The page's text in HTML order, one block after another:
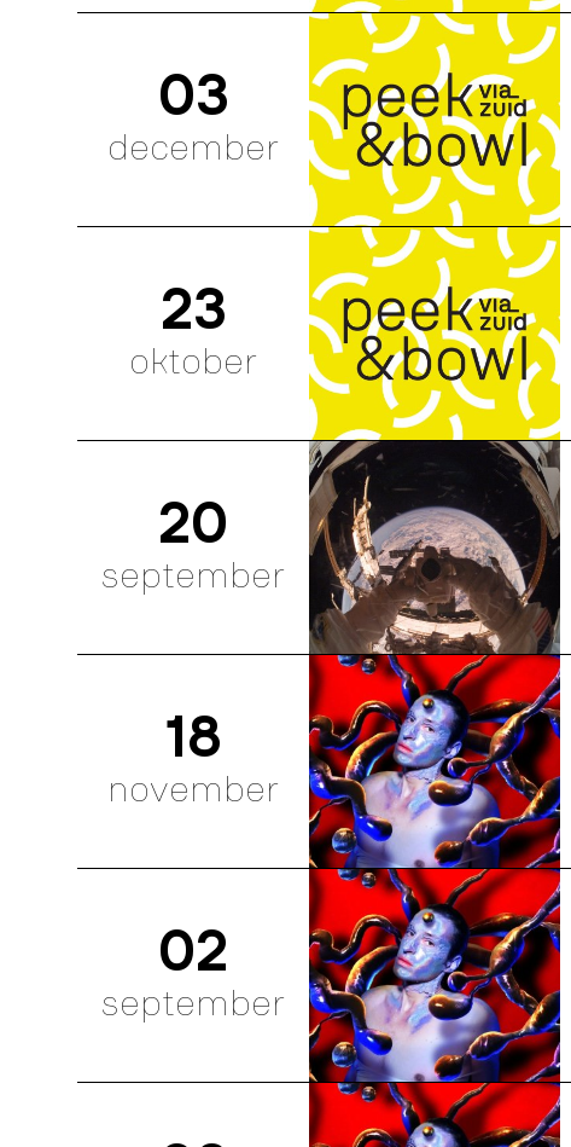
03
december
23
oktober
20
september
18
november
02
september